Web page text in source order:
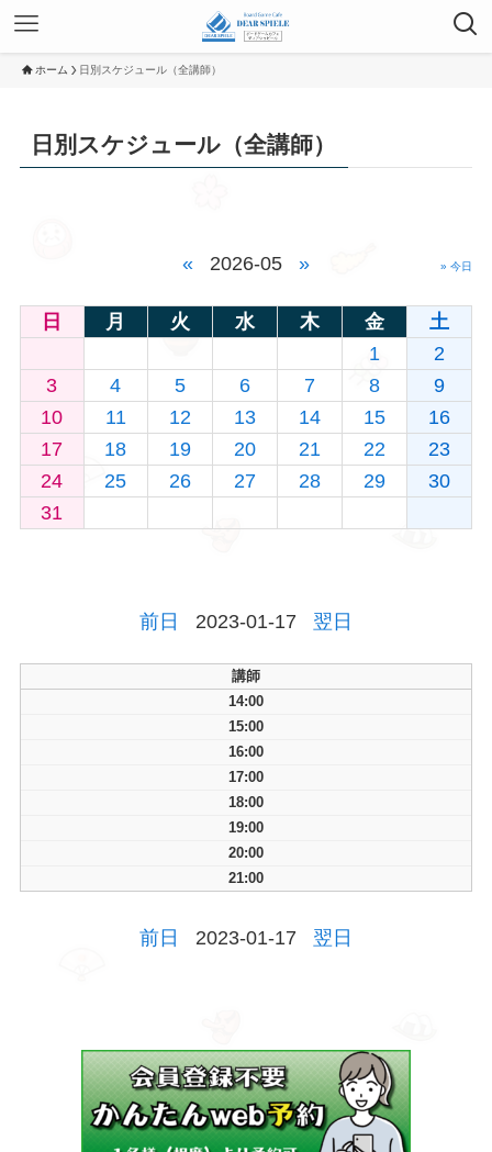
ホーム 日別スケジュール（全講師）
日別スケジュール（全講師）
« 2026-05 » » 今日
日 月 火 水 木 金
土
1
2
3
4 5 6 7 8
9
10
11 12 13 14 15
16
17
18 19 20 21 22
23
24
25 26 27 28 29
30
31
前日 2023-01-17 翌日
講師
14:00
15:00
16:00
17:00
18:00
19:00
20:00
21:00
前日 2023-01-17 翌日